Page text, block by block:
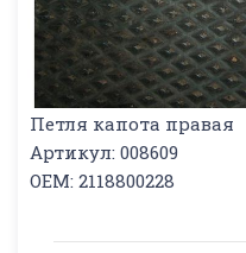
Петля капота правая
Артикул: 008609
OEM: 2118800228